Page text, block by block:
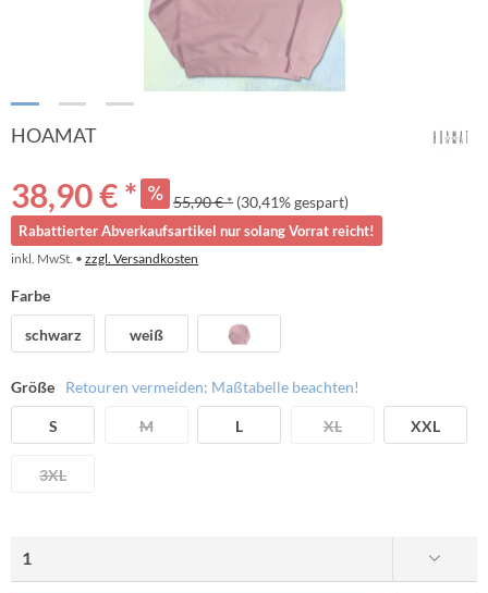
HOAMAT
38,90 € * 55,90 € * (30,41% gespart)
Rabattierter Abverkaufsartikel nur solang Vorrat reicht!
inkl. MwSt. • zzgl. Versandkosten
Farbe
schwarz weiß
Größe Retouren vermeiden: Maßtabelle beachten!
S M L XL XXL
3XL